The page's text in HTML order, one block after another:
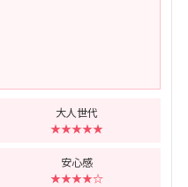
大人世代
★★★★★
安心感
★★★★☆